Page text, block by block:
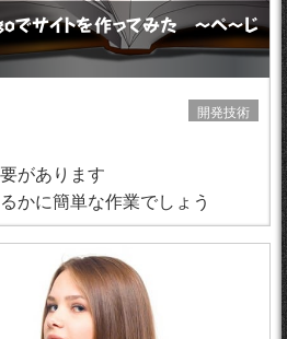
でサイトを作ってみた 〜ぺ〜じ
開発技術
があります
かに簡単な作業でしょう